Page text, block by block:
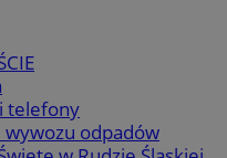
telefony
odpadów